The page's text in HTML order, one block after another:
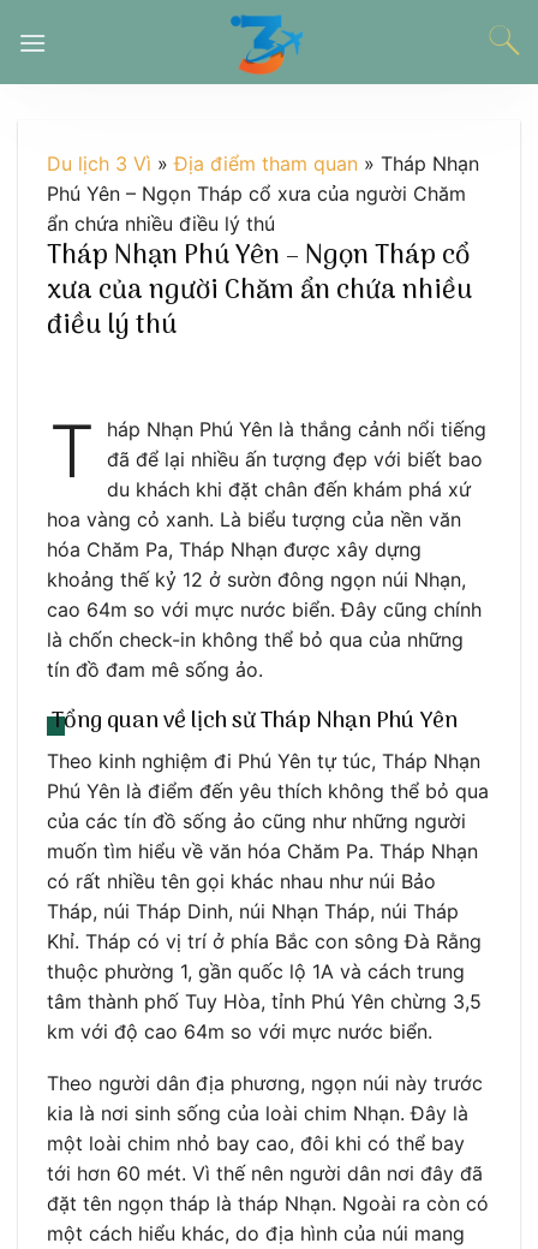
đến
Du lịch 3 Vì »Địa điểm tham quan » Tháp Nhạn
Phú Yên – Ngọn Tháp cổ xưa của người Chăm
ẩn chứa nhiều điều lý thú
Tháp Nhạn Phú Yên – Ngọn Tháp cổ
xưa của người Chăm ẩn chứa nhiều
điều lý thú
T
háp Nhạn Phú Yên là thắng cảnh nổi tiếng
đã để lại nhiều ấn tượng đẹp với biết bao
du khách khi đặt chân đến khám phá xứ
hoa vàng cỏ xanh. Là biểu tượng của nền văn
hóa Chăm Pa, Tháp Nhạn được xây dựng
khoảng thế kỷ 12 ở sườn đông ngọn núi Nhạn,
cao 64m so với mực nước biển. Đây cũng chính
là chốn check-in không thể bỏ qua của những
tín đồ đam mê sống ảo.
Tổng quan về lịch sử Tháp Nhạn Phú Yên
Theo kinh nghiệm đi Phú Yên tự túc, Tháp Nhạn
Phú Yên là điểm đến yêu thích không thể bỏ qua
của các tín đồ sống ảo cũng như những người
muốn tìm hiểu về văn hóa Chăm Pa. Tháp Nhạn
có rất nhiều tên gọi khác nhau như núi Bảo
Tháp, núi Tháp Dinh, núi Nhạn Tháp, núi Tháp
Khỉ. Tháp có vị trí ở phía Bắc con sông Đà Rằng
thuộc phường 1, gần quốc lộ 1A và cách trung
tâm thành phố Tuy Hòa, tỉnh Phú Yên chừng 3,5
km với độ cao 64m so với mực nước biển.
Theo người dân địa phương, ngọn núi này trước
kia là nơi sinh sống của loài chim Nhạn. Đây là
một loài chim nhỏ bay cao, đôi khi có thể bay
tới hơn 60 mét. Vì thế nên người dân nơi đây đã
đặt tên ngọn tháp là tháp Nhạn. Ngoài ra còn có
một cách hiểu khác, do địa hình của núi mang